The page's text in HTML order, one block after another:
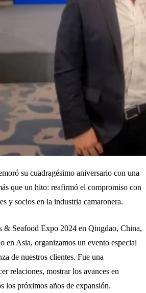
su cuadragésimo aniversario con una
que un hito: reafirmó el compromiso con
y socios en la industria camaronera.
& Seafood Expo 2024 en Qingdao, China,
en Asia, organizamos un evento especial
de nuestros clientes. Fue una
relaciones, mostrar los avances en
los próximos años de expansión.